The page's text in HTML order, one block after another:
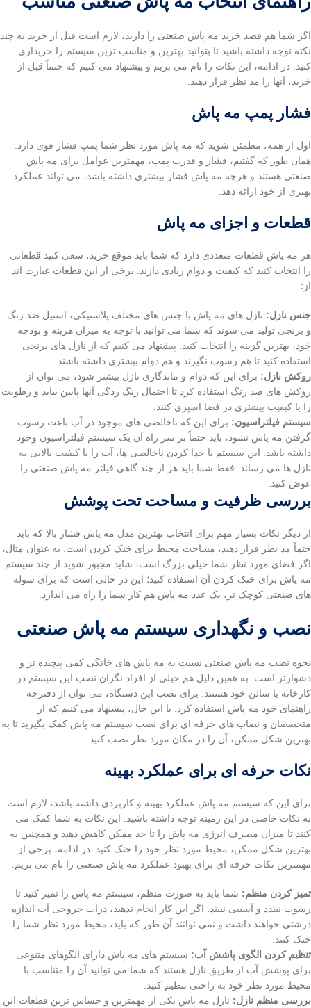
اگر شما هم قصد خرید مه پاش صنعتی را دارید، لازم است قبل از خرید به چند
نکته توجه داشته باشید تا بتوانید بهترین و مناسب ترین سیستم را خریداری
کنید. در ادامه، این نکات را نام می بریم و پیشنهاد می کنیم که حتماً قبل از
خرید، آنها را مد نظر قرار دهید.
فشار پمپ مه پاش
اول از همه، مطمئن شوید که مه پاش مورد نظر شما پمپ فشار قوی دارد.
همان طور که گفتیم، فشار و قدرت پمپ، مهمترین عوامل برای مه پاش
صنعتی هستند و هرچه مه پاش فشار بیشتری داشته باشد، می تواند عملکرد
بهتری از خود ارائه دهد.
قطعات و اجزای مه پاش
هر مه پاش قطعات متعددی دارد که شما باید موقع خرید، سعی کنید قطعاتی
را انتخاب کنید که کیفیت و دوام زیادی دارند. برخی از این قطعات عبارت اند
از:
جنس نازل: نازل های مه پاش با جنس های مختلف پلاستیکی، استیل ضد زنگ
و برنجی تولید می شوند که شما می توانید با توجه به میزان هزینه و بودجه
خود، بهترین گزینه را انتخاب کنید. پیشنهاد می کنیم که از نازل های برنجی
استفاده کنید تا هم رسوب نگیرند و هم دوام بیشتری داشته باشند.
روکش نازل: برای این که دوام و ماندگاری نازل بیشتر شود، می توان از
روکش های ضد زنگ استفاده کرد تا احتمال زنگ زدگی آنها پایین بیاید و رطوبت
را با کیفیت بیشتری در فضا اسپری کنند.
سیستم فیلتراسیون: برای این که ناخالصی های موجود در آب باعث رسوب
گرفتن مه پاش نشود، باید حتماً بر سر راه آن یک سیستم فیلتراسیون وجود
داشته باشد. این سیستم با جدا کردن ناخالصی ها، آب را با کیفیت بالایی به
نازل ها می رساند. فقط شما باید هر از چند گاهی فیلتر مه پاش صنعتی را
عوض کنید.
بررسی ظرفیت و مساحت تحت پوشش
از دیگر نکات بسیار مهم برای انتخاب بهترین مدل مه پاش فشار بالا که باید
حتماً مد نظر قرار دهید، مساحت محیط برای خنک کردن است. به عنوان مثال،
اگر فضای مورد نظر شما خیلی بزرگ است، شاید مجبور شوید از چند سیستم
مه پاش برای خنک کردن آن استفاده کنید؛ این در حالی است که برای سوله
های صنعتی کوچک تر، یک عدد مه پاش هم کار شما را راه می اندازد.
نصب و نگهداری سیستم مه پاش صنعتی
نحوه نصب مه پاش صنعتی نسبت به مه پاش های خانگی کمی پیچیده تر و
دشوارتر است. به همین دلیل هم خیلی از افراد نگران نصب این سیستم در
کارخانه یا سالن خود هستند. برای نصب این دستگاه، می توان از دفترچه
راهنمای خود مه پاش استفاده کرد. با این حال، پیشنهاد می کنیم که از
متخصصان و نصاب های حرفه ای برای نصب سیستم مه پاش کمک بگیرید تا به
بهترین شکل ممکن، آن را در مکان مورد نظر نصب کنید.
نکات حرفه ای برای عملکرد بهینه
برای این که سیستم مه پاش عملکرد بهینه و کاربردی داشته باشد، لازم است
به نکات خاصی در این زمینه توجه داشته باشید. این نکات به شما کمک می
کنند تا میزان مصرف انرژی مه پاش را تا حد ممکن کاهش دهید و همچنین به
بهترین شکل ممکن، محیط مورد نظر خود را خنک کنید. در ادامه، برخی از
مهمترین نکات حرفه ای برای بهبود عملکرد مه پاش صنعتی را نام می بریم:
تمیز کردن منظم: شما باید به صورت منظم، سیستم مه پاش را تمیز کنید تا
رسوب نبندد و آسیبی نبیند. اگر این کار انجام ندهید، ذرات خروجی آب اندازه
درشتی خواهند داشت و نمی توانند آن طور که باید، محیط مورد نظر شما را
خنک کنند.
تنظیم کردن الگوی پاشش آب: سیستم های مه پاش دارای الگوهای متنوعی
برای پوشش آب از طریق نازل هستند که شما می توانید آن را متناسب با
محیط مورد نظر خود به راحتی تنظیم کنید.
بررسی منظم نازل: نازل مه پاش یکی از مهمترین و حساس ترین قطعات این